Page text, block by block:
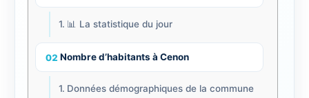
📊 La statistique du jour
Nombre d’habitants à Cenon
Données démographiques de la commune